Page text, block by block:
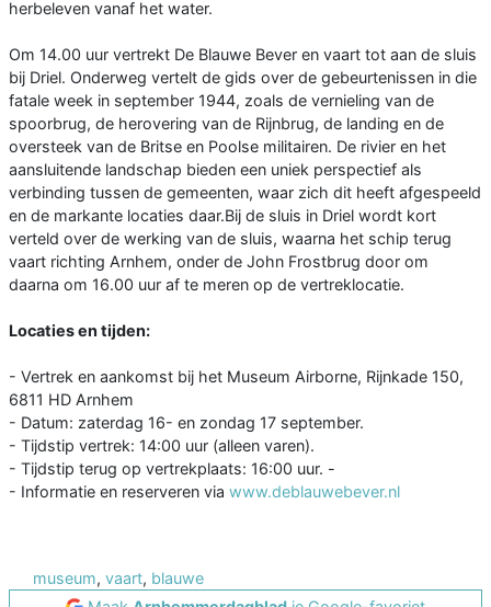
herbeleven vanaf het water.
Om 14.00 uur vertrekt De Blauwe Bever en vaart tot aan de sluis
bij Driel. Onderweg vertelt de gids over de gebeurtenissen in die
fatale week in september 1944, zoals de vernieling van de
spoorbrug, de herovering van de Rijnbrug, de landing en de
oversteek van de Britse en Poolse militairen. De rivier en het
aansluitende landschap bieden een uniek perspectief als
verbinding tussen de gemeenten, waar zich dit heeft afgespeeld
en de markante locaties daar.Bij de sluis in Driel wordt kort
verteld over de werking van de sluis, waarna het schip terug
vaart richting Arnhem, onder de John Frostbrug door om
daarna om 16.00 uur af te meren op de vertreklocatie.
Locaties en tijden:
- Vertrek en aankomst bij het Museum Airborne, Rijnkade 150,
6811 HD Arnhem
- Datum: zaterdag 16- en zondag 17 september.
- Tijdstip vertrek: 14:00 uur (alleen varen).
- Tijdstip terug op vertrekplaats: 16:00 uur. -
- Informatie en reserveren via www.deblauwebever.nl
museum, vaart, blauwe